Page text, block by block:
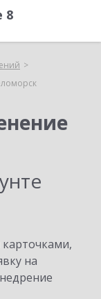
8
на